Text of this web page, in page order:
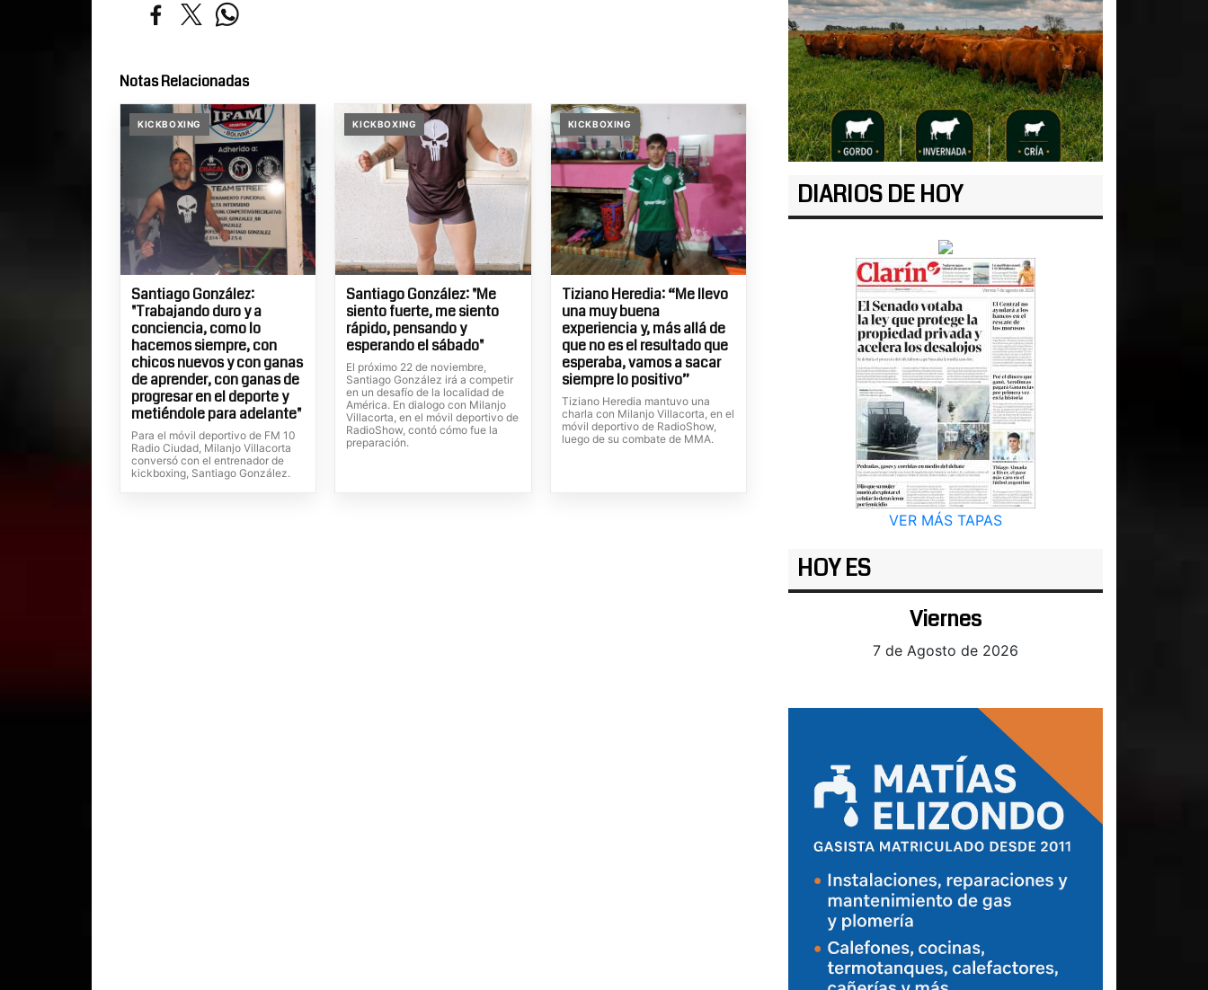
Notas Relacionadas
KICKBOXING
Santiago González:
"Trabajando duro y a
conciencia, como lo
hacemos siempre, con
chicos nuevos y con ganas
de aprender, con ganas de
progresar en el deporte y
metiéndole para adelante"
Para el móvil deportivo de FM 10
Radio Ciudad, Milanjo Villacorta
conversó con el entrenador de
kickboxing, Santiago González.
KICKBOXING
Santiago González: "Me
siento fuerte, me siento
rápido, pensando y
esperando el sábado"
El próximo 22 de noviembre,
Santiago González irá a competir
en un desafío de la localidad de
América. En dialogo con Milanjo
Villacorta, en el móvil deportivo de
RadioShow, contó cómo fue la
preparación.
KICKBOXING
Tiziano Heredia: “Me llevo
una muy buena
experiencia y, más allá de
que no es el resultado que
esperaba, vamos a sacar
siempre lo positivo”
Tiziano Heredia mantuvo una
charla con Milanjo Villacorta, en el
móvil deportivo de RadioShow,
luego de su combate de MMA.
DIARIOS DE HOY
VER MÁS TAPAS
HOY ES
Viernes
7 de Agosto de 2026